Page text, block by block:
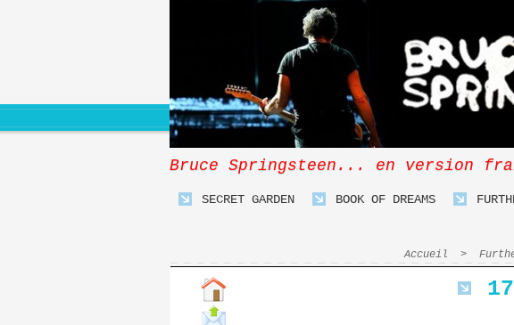
Bruce Springsteen... en version
SECRET GARDEN BOOK OF DREAMS
Accueil >